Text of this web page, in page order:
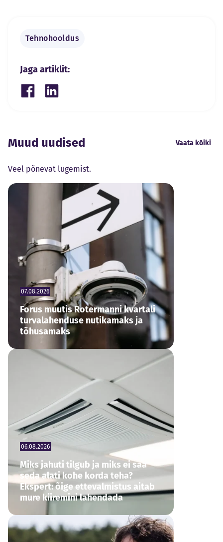
Tehnohooldus
Jaga artiklit:
Share on Facebook
Share on LinkedIn
Muud uudised Vaata kõiki
Veel põnevat lugemist.
07.08.2026
Forus muutis Rotermanni kvartali
turvalahenduse nutikamaks ja
tõhusamaks
06.08.2026
Miks jahuti tilgub ja miks ei saa
seda alati kohe korda teha?
Ekspert: õige ettevalmistus aitab
mure kiiremini lahendada